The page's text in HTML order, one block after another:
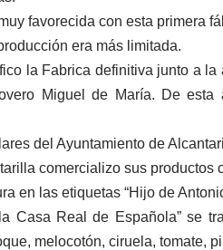
favorecida con esta primera
era más limitada.
la Fabrica definitiva junto a
Miguel de María. De
del Ayuntamiento de
comercializo sus productos
en las etiquetas “Hijo de
Casa Real de Española” se
melocotón, ciruela, tomate,